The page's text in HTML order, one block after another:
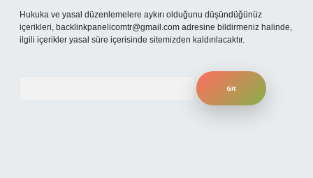
Hukuka ve yasal düzenlemelere aykırı olduğunu düşündüğünüz
içerikleri, backlinkpanelicomtr@gmail.com adresine bildirmeniz halinde,
ilgili içerikler yasal süre içerisinde sitemizden kaldırılacaktır.